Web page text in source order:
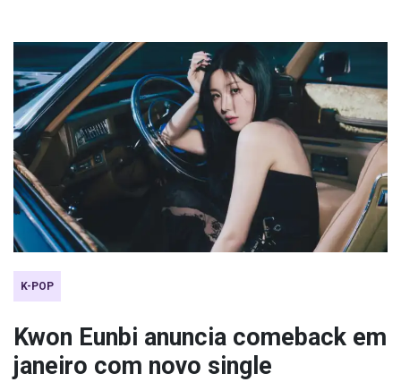
K-POP
Kwon Eunbi anuncia comeback em
janeiro com novo single